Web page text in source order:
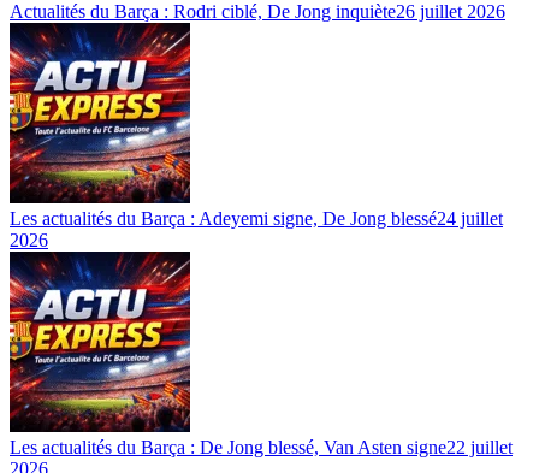
Actualités du Barça : Rodri ciblé, De Jong inquiète26 juillet 2026
Les actualités du Barça : Adeyemi signe, De Jong blessé24 juillet
2026
Les actualités du Barça : De Jong blessé, Van Asten signe22 juillet
2026